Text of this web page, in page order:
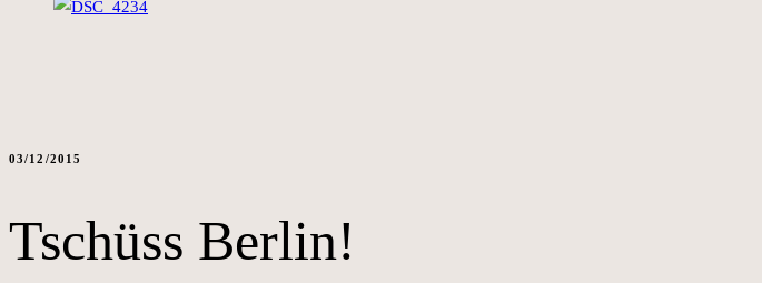
03/12/2015
Tschüss Berlin!